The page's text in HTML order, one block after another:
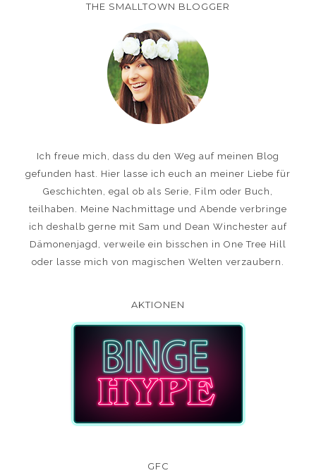
THE SMALLTOWN BLOGGER
Ich freue mich, dass du den Weg auf meinen Blog
gefunden hast. Hier lasse ich euch an meiner Liebe für
Geschichten, egal ob als Serie, Film oder Buch,
teilhaben. Meine Nachmittage und Abende verbringe
ich deshalb gerne mit Sam und Dean Winchester auf
Dämonenjagd, verweile ein bisschen in One Tree Hill
oder lasse mich von magischen Welten verzaubern.
AKTIONEN
GFC